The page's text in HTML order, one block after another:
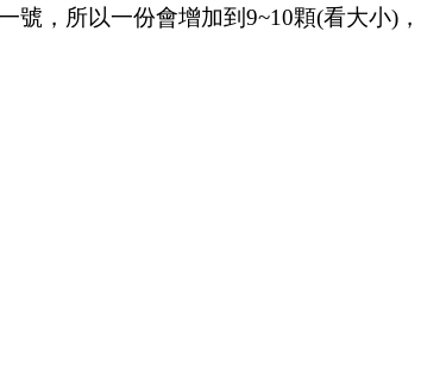
，所以一份會增加到9~10顆(看大小)，